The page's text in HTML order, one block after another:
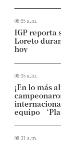
08:55 a.m.
IGP reporta
Loreto
hoy
08:35 a.m.
¡En lo más
equipo
08:31 a.m.